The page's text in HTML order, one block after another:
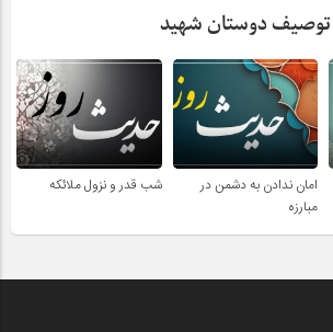
توصیف دوستان شهید
امان ندادن به دشمن در
مبارزه
شب قدر و نزول ملائکه